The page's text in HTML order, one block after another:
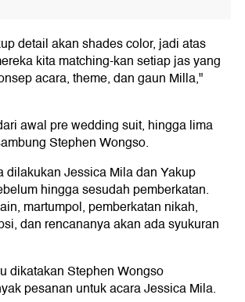
detail akan shades color, jadi atas
kita matching-kan setiap jas yang
acara, theme, dan gaun Milla,"
awal pre wedding suit, hingga lima
Stephen Wongso.
dilakukan Jessica Mila dan Yakup
hingga sesudah pemberkatan.
martumpol, pemberkatan nikah,
dan rencananya akan ada syukuran
dikatakan Stephen Wongso
pesanan untuk acara Jessica Mila.